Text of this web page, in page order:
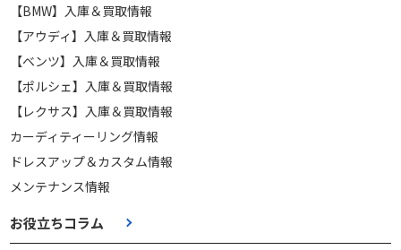
【BMW】入庫＆買取情報
【アウディ】入庫＆買取情報
【ベンツ】入庫＆買取情報
【ポルシェ】入庫＆買取情報
【レクサス】入庫＆買取情報
カーディティーリング情報
ドレスアップ＆カスタム情報
メンテナンス情報
お役立ちコラム